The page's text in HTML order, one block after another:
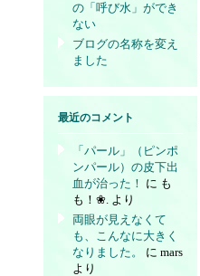
の「呼び水」ができ
ない
ブログの名称を変え
ました
最近のコメント
「パール」（ピンポ
ンパール）の皮下出
血が治った！ に も
も！❀. より
両眼が見えなくて
も、こんなに大きく
なりました。
に mars
より